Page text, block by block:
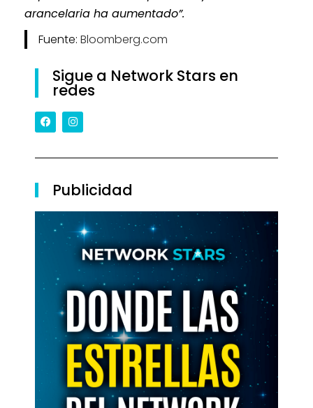
arancelaria ha aumentado”.
Fuente: Bloomberg.com
Sigue a Network Stars en
redes
Publicidad